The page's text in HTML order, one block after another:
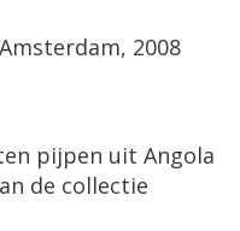
2008
pijpen uit Angola
de collectie